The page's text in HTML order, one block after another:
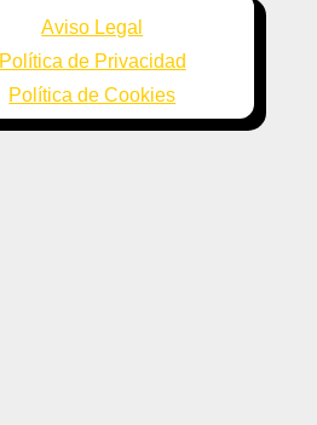
Aviso Legal
Política de Privacidad
Política de Cookies